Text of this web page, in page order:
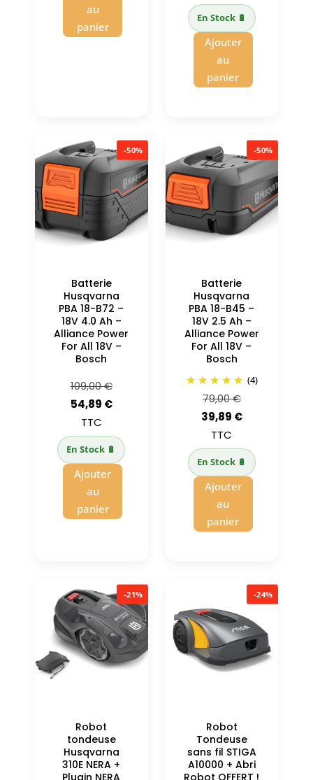
au
panier
était :
329,01 €.
actuel
est :
En Stock 🔋
Ajouter
au
panier
-50%
Batterie
Husqvarna
PBA 18-B72 –
18V 4.0 Ah –
Alliance Power
For All 18V –
Bosch
109,00€Le
prix
était :
109,00 €.
54,89 €Le
actuel
est :
TTC
En Stock 🔋
Ajouter
au
panier
-50%
Batterie
Husqvarna
PBA 18-B45 –
18V 2.5 Ah –
Alliance Power
For All 18V –
Bosch
(4)
79,00€Le
prix
était :
79,00 €.
39,89 €Le
actuel
est :
39,89 €.
TTC
En Stock 🔋
Ajouter
au
panier
-21%
Robot
tondeuse
Husqvarna
310E NERA +
-24%
Robot
Tondeuse
sans fil STIGA
A10000 + Abri